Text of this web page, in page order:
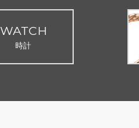
WATCH
時計